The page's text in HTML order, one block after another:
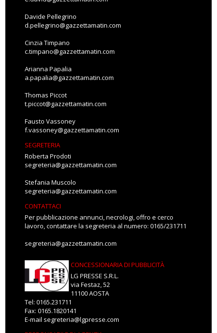
Davide Pellegrino
d.pellegrino@gazzettamatin.com
Cinzia Timpano
c.timpano@gazzettamatin.com
Arianna Papalia
a.papalia@gazzettamatin.com
Thomas Piccot
t.piccot@gazzettamatin.com
Fausto Vassoney
f.vassoney@gazzettamatin.com
SEGRETERIA
Roberta Prodoti
segreteria@gazzettamatin.com
Stefania Muscolo
segreteria@gazzettamatin.com
CONTATTACI
Per pubblicazione annunci, necrologi, offro e cerco
lavoro, contattare la segreteria al numero: 0165/231711
segreteria@gazzettamatin.com
CONCESSIONARIA DI PUBBLICITÀ
LG PRESSE S.R.L.
via Festaz, 52
11100 AOSTA
Tel: 0165.231711
Fax: 0165.1820141
E-mail segreteria@lgpresse.com